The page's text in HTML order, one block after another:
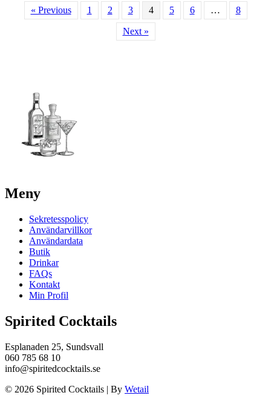
« Previous 1 2 3 4 5 6 … 8
Next »
Meny
Sekretesspolicy
Användarvillkor
Användardata
Butik
Drinkar
FAQs
Kontakt
Min Profil
Spirited Cocktails
Esplanaden 25, Sundsvall
060 785 68 10
info@spiritedcocktails.se
© 2026 Spirited Cocktails | By Wetail